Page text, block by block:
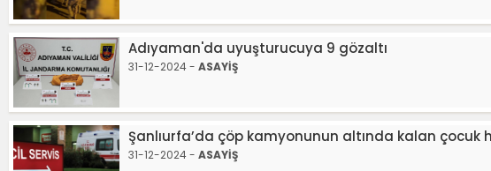
Adıyaman'da uyuşturucuya 9 gözaltı
31-12-2024 - ASAYİŞ
Şanlıurfa’da çöp kamyonunun altında kalan çocuk
31-12-2024 - ASAYİŞ